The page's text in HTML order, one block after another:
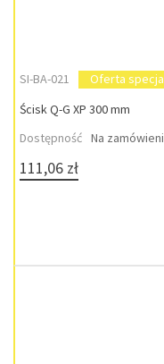
SI-BA-021
Oferta
Ścisk Q-G XP 300 mm
Dostępność Na
111,06 zł